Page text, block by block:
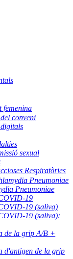
femenina
conveni
sexual
Respiratòries
Pneumoniae
Pneumoniae
19
19 (saliva)
19 (saliva):
de la grip A/B +
d'antigen de la grip